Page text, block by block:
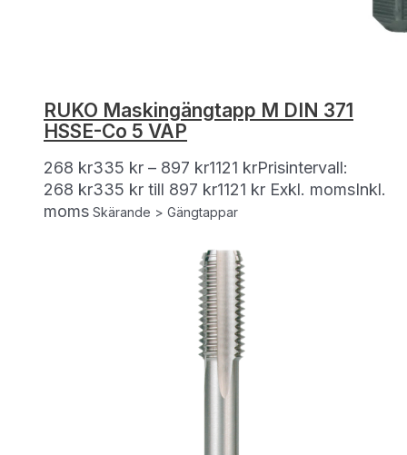
RUKO Maskingängtapp M DIN 371
HSSE-Co 5 VAP
268 kr335 kr – 897 kr1121 krPrisintervall:
268 kr335 kr till 897 kr1121 kr Exkl. momsInkl.
moms Skärande > Gängtappar